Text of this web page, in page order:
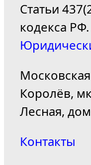
Статьи
кодекса РФ.
Королёв,
Лесная,
Контакты